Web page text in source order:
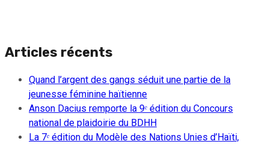
Articles récents
Quand l’argent des gangs séduit une partie de la
jeunesse féminine haïtienne
Anson Dacius remporte la 9ᵉ édition du Concours
national de plaidoirie du BDHH
La 7ᵉ édition du Modèle des Nations Unies d’Haïti,